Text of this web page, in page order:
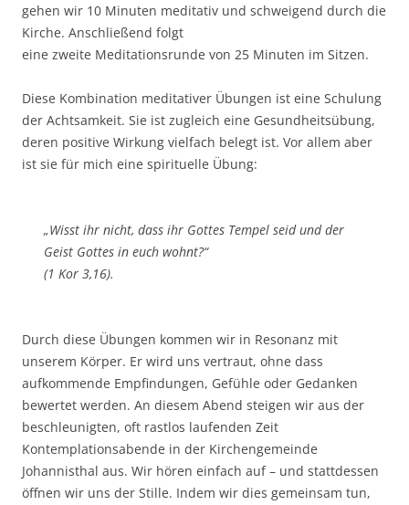
gehen wir 10 Minuten meditativ und schweigend durch die
Kirche. Anschließend folgt
eine zweite Meditationsrunde von 25 Minuten im Sitzen.
Diese Kombination meditativer Übungen ist eine Schulung
der Achtsamkeit. Sie ist zugleich eine Gesundheitsübung,
deren positive Wirkung vielfach belegt ist. Vor allem aber
ist sie für mich eine spirituelle Übung:
„Wisst ihr nicht, dass ihr Gottes Tempel seid und der
Geist Gottes in euch wohnt?“
(1 Kor 3,16).
Durch diese Übungen kommen wir in Resonanz mit
unserem Körper. Er wird uns vertraut, ohne dass
aufkommende Empfindungen, Gefühle oder Gedanken
bewertet werden. An diesem Abend steigen wir aus der
beschleunigten, oft rastlos laufenden Zeit
Kontemplationsabende in der Kirchengemeinde
Johannisthal aus. Wir hören einfach auf – und stattdessen
öffnen wir uns der Stille. Indem wir dies gemeinsam tun,